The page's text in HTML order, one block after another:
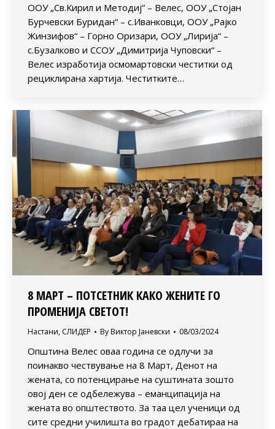
ООУ „Св.Кирил и Методиј“ – Велес, ООУ „Стојан
Бурчевски Буридан“ – с.Иванковци, ООУ „Рајко
Жинзифов“ – Горно Оризари, ООУ „Лирија“ –
с.Бузалково и ССОУ „Димитрија Чуповски“ –
Велес изработија осмомартовски честитки од
рециклирана хартија. Честитките…
8 МАРТ – ПОТСЕТНИК КАКО ЖЕНИТЕ ГО
ПРОМЕНИЈА СВЕТОТ!
Настани, СЛИДЕР By Виктор Јаневски 08/03/2024
Општина Велес оваа година се одлучи за
поинакво чествување на 8 Март, Денот на
жената, со потенцирање на суштината зошто
овој ден се одбележува – еманципација на
жената во општеството. За таа цел ученици од
сите средни училишта во градот дебатираа на